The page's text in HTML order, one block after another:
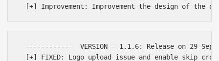
------------  VERSION - 1.1.6: Release on 29